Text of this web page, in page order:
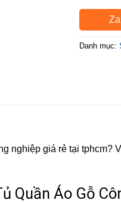
Danh mục:
nghiệp giá rẻ tại
Quần Áo Gỗ